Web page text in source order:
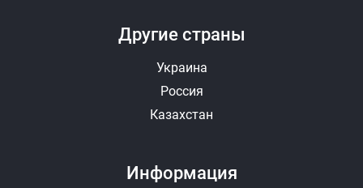
Другие страны
Украина
Россия
Казахстан
Информация